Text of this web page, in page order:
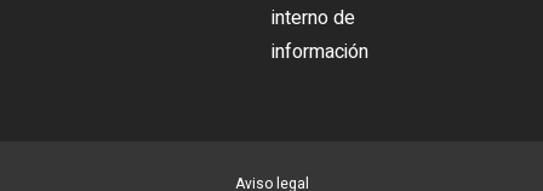
interno de
información
Aviso legal